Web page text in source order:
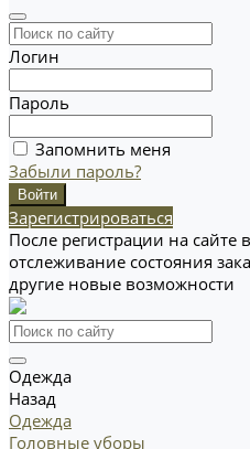
Логин
Пароль
Запомнить меня
Забыли пароль?
Зарегистрироваться
После регистрации на сайте
отслеживание состояния
другие новые возможности
Одежда
Назад
Одежда
Головные уборы